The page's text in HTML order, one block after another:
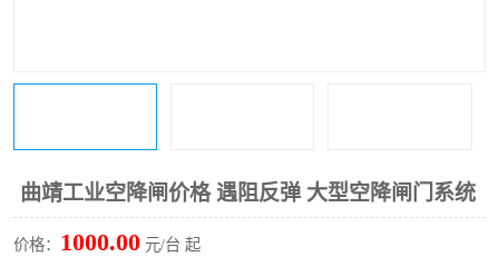
曲靖工业空降闸价格 遇阻反弹 大型空降闸门系统
价格： 1000.00 元/台 起